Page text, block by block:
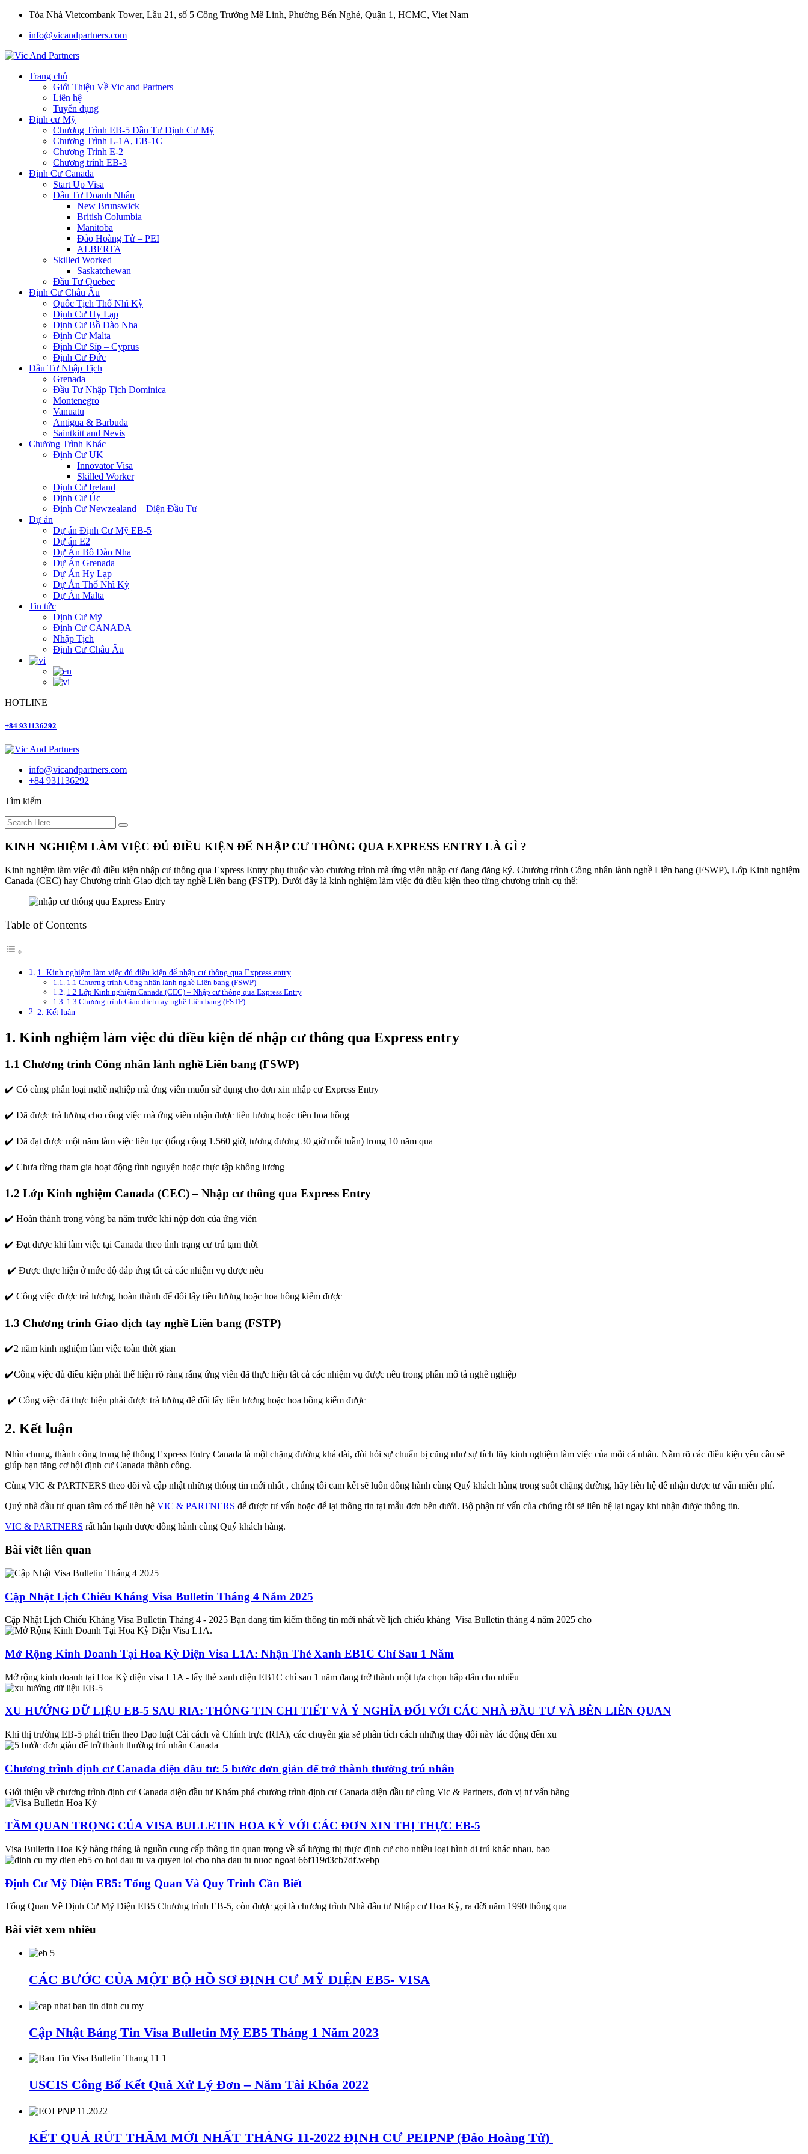
Tòa Nhà Vietcombank Tower, Lầu 21, số 5 Công Trường Mê Linh, Phường Bến Nghé, Quận 1, HCMC, Viet Nam
info@vicandpartners.com
Trang chủ
Giới Thiệu Về Vic and Partners
Liên hệ
Tuyển dụng
Định cư Mỹ
Chương Trình EB-5 Đầu Tư Định Cư Mỹ
Chương Trình L-1A, EB-1C
Chương Trình E-2
Chương trình EB-3
Định Cư Canada
Start Up Visa
Đầu Tư Doanh Nhân
New Brunswick
British Columbia
Manitoba
Đảo Hoàng Tử – PEI
ALBERTA
Skilled Worked
Saskatchewan
Đầu Tư Quebec
Định Cư Châu Âu
Quốc Tịch Thổ Nhĩ Kỳ
Định Cư Hy Lạp
Định Cư Bồ Đào Nha
Định Cư Malta
Định Cư Síp – Cyprus
Định Cư Đức
Đầu Tư Nhập Tịch
Grenada
Đầu Tư Nhập Tịch Dominica
Montenegro
Vanuatu
Antigua & Barbuda
Saintkitt and Nevis
Chương Trình Khác
Định Cư UK
Innovator Visa
Skilled Worker
Định Cư Ireland
Định Cư Úc
Định Cư Newzealand – Diện Đầu Tư
Dự án
Dự án Định Cư Mỹ EB-5
Dự án E2
Dự Án Bồ Đào Nha
Dự Án Grenada
Dự Án Hy Lạp
Dự Án Thổ Nhĩ Kỳ
Dự Án Malta
Tin tức
Định Cư Mỹ
Định Cư CANADA
Nhập Tịch
Định Cư Châu Âu
HOTLINE
+84 931136292
info@vicandpartners.com
+84 931136292
Tìm kiếm
KINH NGHIỆM LÀM VIỆC ĐỦ ĐIỀU KIỆN ĐỂ NHẬP CƯ THÔNG QUA EXPRESS ENTRY LÀ GÌ ?
Kinh nghiệm làm việc đủ điều kiện nhập cư thông qua Express Entry phụ thuộc vào chương trình mà ứng viên nhập cư đang đăng ký. Chương trình Công nhân lành nghề Liên bang (FSWP), Lớp Kinh nghiệm
Canada (CEC) hay Chương trình Giao dịch tay nghề Liên bang (FSTP). Dưới đây là kinh nghiệm làm việc đủ điều kiện theo từng chương trình cụ thể:
Table of Contents
1. Kinh nghiệm làm việc đủ điều kiện để nhập cư thông qua Express entry
1.1 Chương trình Công nhân lành nghề Liên bang (FSWP)
1.2 Lớp Kinh nghiệm Canada (CEC) – Nhập cư thông qua Express Entry
1.3 Chương trình Giao dịch tay nghề Liên bang (FSTP)
2. Kết luận
1. Kinh nghiệm làm việc đủ điều kiện để nhập cư thông qua Express entry
1.1 Chương trình Công nhân lành nghề Liên bang (FSWP)
✔️ Có cùng phân loại nghề nghiệp mà ứng viên muốn sử dụng cho đơn xin nhập cư Express Entry
✔️ Đã được trả lương cho công việc mà ứng viên nhận được tiền lương hoặc tiền hoa hồng
✔️ Đã đạt được một năm làm việc liên tục (tổng cộng 1.560 giờ, tương đương 30 giờ mỗi tuần) trong 10 năm qua
✔️ Chưa từng tham gia hoạt động tình nguyện hoặc thực tập không lương
1.2 Lớp Kinh nghiệm Canada (CEC) – Nhập cư thông qua Express Entry
✔️ Hoàn thành trong vòng ba năm trước khi nộp đơn của ứng viên
✔️ Đạt được khi làm việc tại Canada theo tình trạng cư trú tạm thời
✔️ Được thực hiện ở mức độ đáp ứng tất cả các nhiệm vụ được nêu
✔️ Công việc được trả lương, hoàn thành để đổi lấy tiền lương hoặc hoa hồng kiếm được
1.3 Chương trình Giao dịch tay nghề Liên bang (FSTP)
✔️2 năm kinh nghiệm làm việc toàn thời gian
✔️Công việc đủ điều kiện phải thể hiện rõ ràng rằng ứng viên đã thực hiện tất cả các nhiệm vụ được nêu trong phần mô tả nghề nghiệp
✔️ Công việc đã thực hiện phải được trả lương để đổi lấy tiền lương hoặc hoa hồng kiếm được
2. Kết luận
Nhìn chung, thành công trong hệ thống Express Entry Canada là một chặng đường khá dài, đòi hỏi sự chuẩn bị cũng như sự tích lũy kinh nghiệm làm việc của mỗi cá nhân. Nắm rõ các điều kiện yêu cầu sẽ
giúp bạn tăng cơ hội định cư Canada thành công.
Cùng VIC & PARTNERS theo dõi và cập nhật những thông tin mới nhất , chúng tôi cam kết sẽ luôn đồng hành cùng Quý khách hàng trong suốt chặng đường, hãy liên hệ để nhận được tư vấn miễn phí.
Quý nhà đầu tư quan tâm có thể liên hệ VIC & PARTNERS để được tư vấn hoặc để lại thông tin tại mẫu đơn bên dưới. Bộ phận tư vấn của chúng tôi sẽ liên hệ lại ngay khi nhận được thông tin.
VIC & PARTNERS rất hân hạnh được đồng hành cùng Quý khách hàng.
Bài viết liên quan
Cập Nhật Lịch Chiếu Kháng Visa Bulletin Tháng 4 Năm 2025
Cập Nhật Lịch Chiếu Kháng Visa Bulletin Tháng 4 - 2025 Bạn đang tìm kiếm thông tin mới nhất về lịch chiếu kháng Visa Bulletin tháng 4 năm 2025 cho
Mở Rộng Kinh Doanh Tại Hoa Kỳ Diện Visa L1A: Nhận Thẻ Xanh EB1C Chỉ Sau 1 Năm
Mở rộng kinh doanh tại Hoa Kỳ diện visa L1A - lấy thẻ xanh diện EB1C chỉ sau 1 năm đang trở thành một lựa chọn hấp dẫn cho nhiều
XU HƯỚNG DỮ LIỆU EB-5 SAU RIA: THÔNG TIN CHI TIẾT VÀ Ý NGHĨA ĐỐI VỚI CÁC NHÀ ĐẦU TƯ VÀ BÊN LIÊN QUAN
Khi thị trường EB-5 phát triển theo Đạo luật Cải cách và Chính trực (RIA), các chuyên gia sẽ phân tích cách những thay đổi này tác động đến xu
Chương trình định cư Canada diện đầu tư: 5 bước đơn giản để trở thành thường trú nhân
Giới thiệu về chương trình định cư Canada diện đầu tư Khám phá chương trình định cư Canada diện đầu tư cùng Vic & Partners, đơn vị tư vấn hàng
TẦM QUAN TRỌNG CỦA VISA BULLETIN HOA KỲ VỚI CÁC ĐƠN XIN THỊ THỰC EB-5
Visa Bulletin Hoa Kỳ hàng tháng là nguồn cung cấp thông tin quan trọng về số lượng thị thực định cư cho nhiều loại hình di trú khác nhau, bao
Định Cư Mỹ Diện EB5: Tổng Quan Và Quy Trình Cần Biết
Tổng Quan Về Định Cư Mỹ Diện EB5 Chương trình EB-5, còn được gọi là chương trình Nhà đầu tư Nhập cư Hoa Kỳ, ra đời năm 1990 thông qua
Bài viết xem nhiều
CÁC BƯỚC CỦA MỘT BỘ HỒ SƠ ĐỊNH CƯ MỸ DIỆN EB5- VISA
Cập Nhật Bảng Tin Visa Bulletin Mỹ EB5 Tháng 1 Năm 2023
USCIS Công Bố Kết Quả Xử Lý Đơn – Năm Tài Khóa 2022
KẾT QUẢ RÚT THĂM MỚI NHẤT THÁNG 11-2022 ĐỊNH CƯ PEIPNP (Đảo Hoàng Tử)